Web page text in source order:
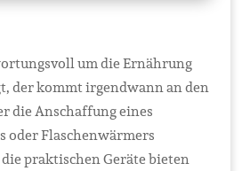
um die Ernährung
der kommt irgendwann an den
die Anschaffung eines
oder Flaschenwärmers
praktischen Geräte bieten